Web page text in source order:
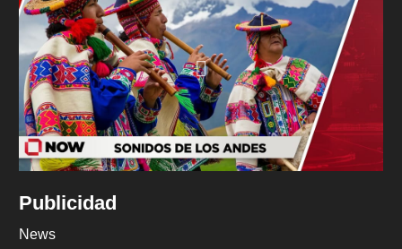
Publicidad
News